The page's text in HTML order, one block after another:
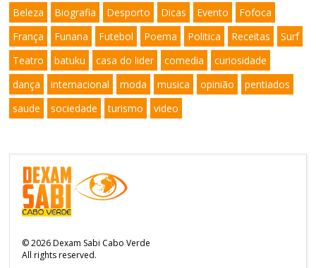
Beleza Biografia Desporto Dicas Evento
Fofoca
França
Funana Futebol Poema Politica Receitas
Surf
Teatro
batuku casa do lider comedia
curiosidade
dança
internacional moda musica opinião
pentiados
saude
sociedade turismo video
©2026Dexam Sabi Cabo Verde
All rights reserved.